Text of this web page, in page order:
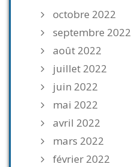
octobre 2022
septembre 2022
août 2022
juillet 2022
juin 2022
mai 2022
avril 2022
mars 2022
février 2022